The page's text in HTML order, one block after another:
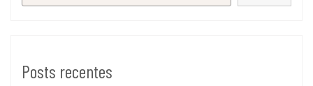
Posts recentes